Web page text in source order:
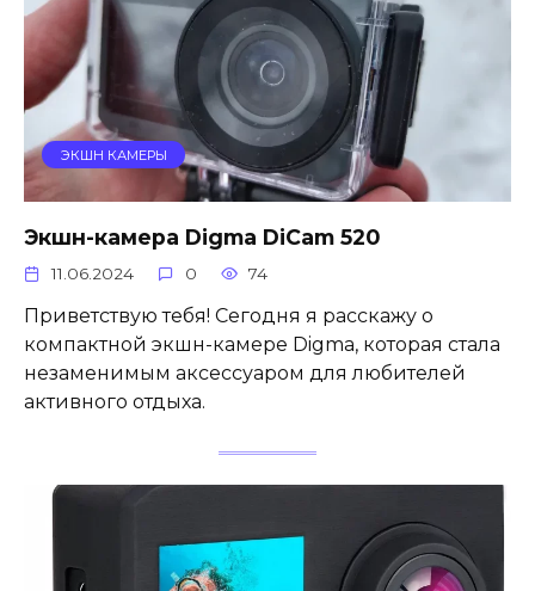
ЭКШН КАМЕРЫ
Экшн-камера Digma DiCam 520
11.06.2024 0 74
Приветствую тебя! Сегодня я расскажу о
компактной экшн-камере Digma, которая стала
незаменимым аксессуаром для любителей
активного отдыха.